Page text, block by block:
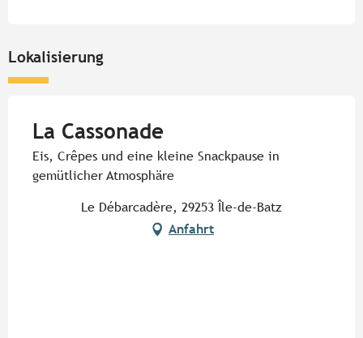
Lokalisierung
La Cassonade
Eis, Crêpes und eine kleine Snackpause in
gemütlicher Atmosphäre
Le Débarcadère, 29253 Île-de-Batz
Anfahrt